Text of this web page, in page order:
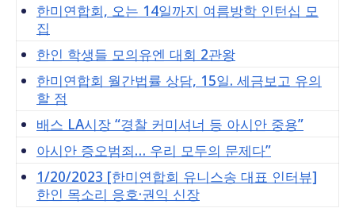
한미연합회, 오는 14일까지 여름방학 인턴십 모
집
한인 학생들 모의유엔 대회 2관왕
한미연합회 월간법률 상담, 15일. 세금보고 유의
할 점
배스 LA시장 “경찰 커미셔너 등 아시안 중용”
아시안 증오범죄… 우리 모두의 문제다”
1/20/2023 [한미연합회 유니스송 대표 인터뷰]
한인 목소리 응호·권익 신장